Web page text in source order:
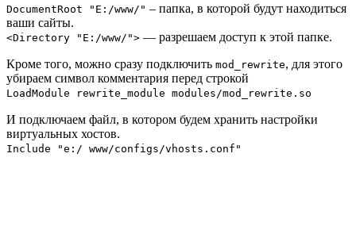
DocumentRoot "E:/www/" – папка, в которой будут находиться
ваши сайты.
<Directory "E:/www/"> — разрешаем доступ к этой папке.
Кроме того, можно сразу подключить mod_rewrite, для этого
убираем символ комментария перед строкой
LoadModule rewrite_module modules/mod_rewrite.so
И подключаем файл, в котором будем хранить настройки
виртуальных хостов.
Include "e:/ www/configs/vhosts.conf"